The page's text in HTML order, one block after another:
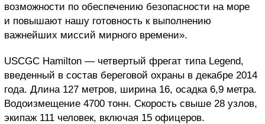
возможности по обеспечению безопасности на море
и повышают нашу готовность к выполнению
важнейших миссий мирного времени».
USCGC Hamilton — четвертый фрегат типа Legend,
введенный в состав береговой охраны в декабре 2014
года. Длина 127 метров, ширина 16, осадка 6,9 метра.
Водоизмещение 4700 тонн. Скорость свыше 28 узлов,
экипаж 111 человек, включая 15 офицеров.